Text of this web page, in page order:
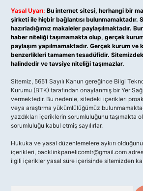
Yasal Uyarı: Bu internet sitesi, herhangi bir
şirketi ile hiçbir bağlantısı bulunmamaktadır.
hazırladığımız makaleler paylaşılmaktadır.
haber niteliği taşımamakta olup, gerçek
paylaşım yapılmamaktadır. Gerçek kurum ve
benzerlikleri tamamen tesadüfidir.
halindedir ve tavsiye niteliği taşımazlar.
Sitemiz, 5651 Sayılı Kanun gereğince Bilgi
Kurumu (BTK) tarafından onaylanmış bir Yer
vermektedir. Bu nedenle, sitedeki içerikleri
veya araştırma yükümlülüğümüz
yazdıkları içeriklerin sorumluluğunu taşımakta
sorumluluğu kabul etmiş sayılırlar.
Hukuka ve yasal düzenlemelere aykırı
içerikleri, backlinkpanelicomtr@gmail.com
ilgili içerikler yasal süre içerisinde sitemizden